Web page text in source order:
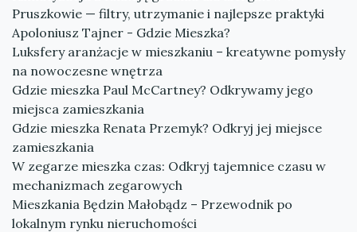
Pruszkowie — filtry, utrzymanie i najlepsze praktyki
Apoloniusz Tajner - Gdzie Mieszka?
Luksfery aranżacje w mieszkaniu – kreatywne pomysły
na nowoczesne wnętrza
Gdzie mieszka Paul McCartney? Odkrywamy jego
miejsca zamieszkania
Gdzie mieszka Renata Przemyk? Odkryj jej miejsce
zamieszkania
W zegarze mieszka czas: Odkryj tajemnice czasu w
mechanizmach zegarowych
Mieszkania Będzin Małobądz – Przewodnik po
lokalnym rynku nieruchomości